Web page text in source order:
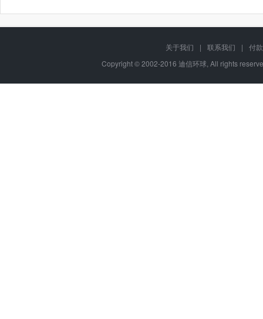
关于我们 | 联系我们 |
付
Copyright © 2002-2016 迪信环球, All rights